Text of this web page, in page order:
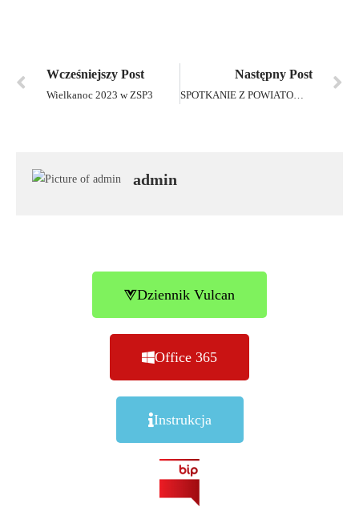
Wcześniejszy Post
Wielkanoc 2023 w ZSP3
Następny Post
SPOTKANIE Z POWIATOWYM URZĘDEM PRACY 2023
admin
Dziennik Vulcan
Office 365
Instrukcja